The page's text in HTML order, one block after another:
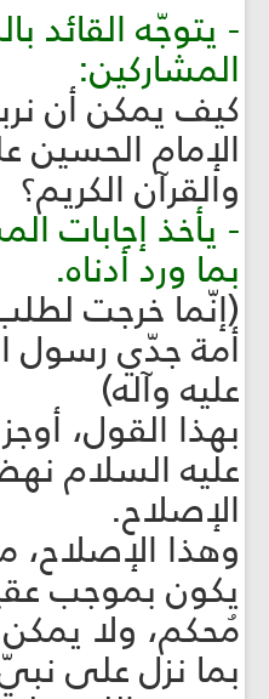
- يتوجّه القائد
المشاركين:
كيف يمكن أن
الإمام الحسين
والقرآن الكريم؟
- يأخذ إجابات
بما ورد أدناه.
(إنّما خرجت
أمة جدّي رسول
عليه وآله)
بهذا القول،
عليه السلام
الإصلاح.
وهذا
يكون بموجب
مُحكم، ولا
بما نزل على